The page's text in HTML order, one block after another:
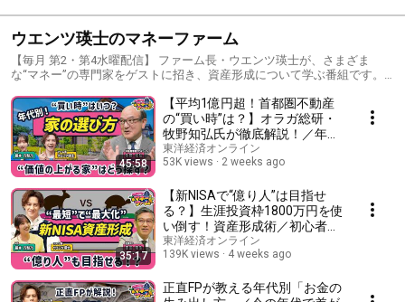
ウエンツ瑛士のマネーファーム
【毎月 第2・第4水曜配信】 ファーム長・ウエンツ瑛士が、さまざま
な“マネー”の専門家をゲストに招き、資産形成について学ぶ番組です。
てる”もの」。 スタイル別（年収別、年齢別、ライフステージ別など）に
紹介することで、幅広い視聴者の資産形成に役立つ情報をお届けしま
す。
45:58
【平均1億円超！首都圏不動産
の“買い時”は？】オラガ総研・
牧野知弘氏が徹底解説！／年代
別・家選びのヒント／“価値”が
上がる家はどう選ぶ？／不動産
士のマネーファーム】
東洋経済オンライン
53K views
2 weeks ago
35:17
【新NISAで“億り人”は目指せ
る？】生涯投資枠1800万円を使
い倒す！資産形成術／初心者に
おすすめのポートフォリオ
は“ローリスク・ミドルリター
ァーム】
東洋経済オンライン
139K views
4 weeks ago
正直FPが教える年代別「お金の